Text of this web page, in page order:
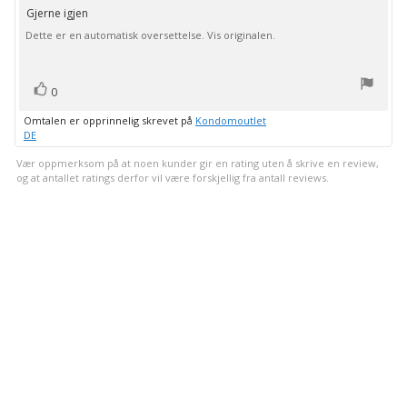
mulige
Omtaletekst:
Gjerne igjen
Dette er en automatisk oversettelse. Vis originalen.
Liker
0
Omtalen er opprinnelig skrevet på Kondomoutlet
DE
Vær oppmerksom på at noen kunder gir en rating uten å skrive en review,
og at antallet ratings derfor vil være forskjellig fra antall reviews.